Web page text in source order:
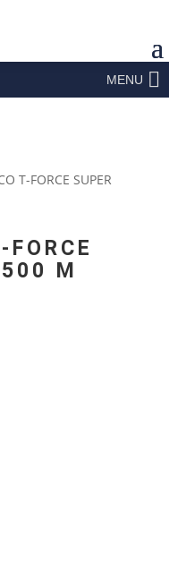
MENU
T-FORCE SUPER
FORCE
M